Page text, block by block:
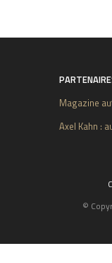
Magazine
Axel Kahn :
©